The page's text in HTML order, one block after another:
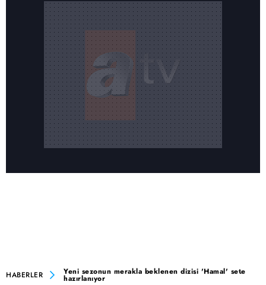
HABERLER Yeni sezonun merakla beklenen dizisi 'Hamal' sete
hazırlanıyor